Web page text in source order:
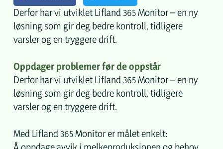
Derfor har vi utviklet Lifland 365 Monitor – en ny
løsning som gir deg bedre kontroll, tidligere
varsler og en tryggere drift.
Oppdager problemer før de oppstår
Derfor har vi utviklet Lifland 365 Monitor – en ny
løsning som gir deg bedre kontroll, tidligere
varsler og en tryggere drift.
Med Lifland 365 Monitor er målet enkelt: